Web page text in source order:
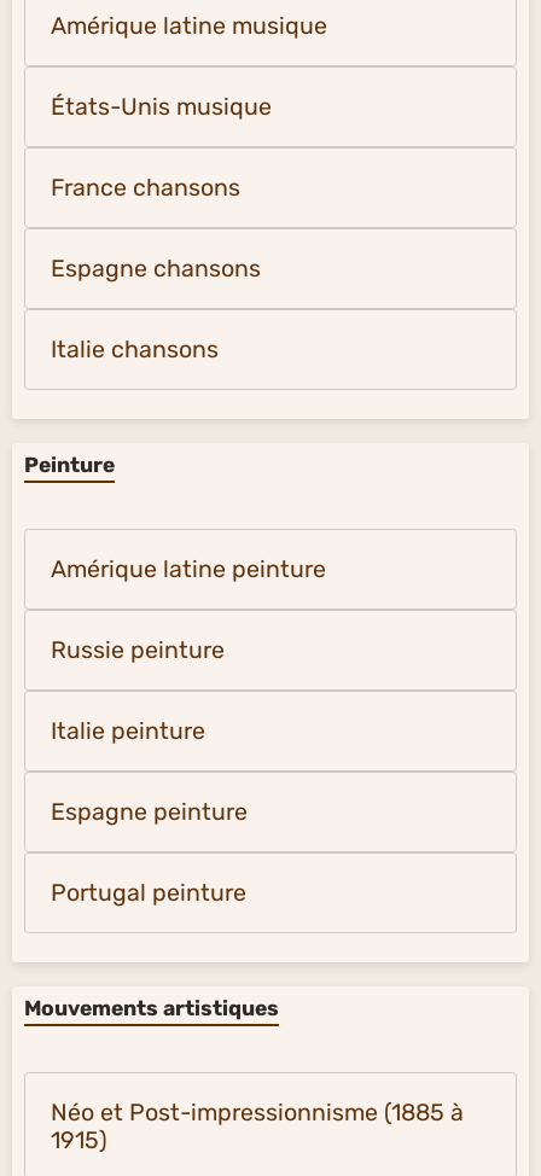
Amérique latine musique
États-Unis musique
France chansons
Espagne chansons
Italie chansons
Peinture
Amérique latine peinture
Russie peinture
Italie peinture
Espagne peinture
Portugal peinture
Mouvements artistiques
Néo et Post-impressionnisme (1885 à
1915)